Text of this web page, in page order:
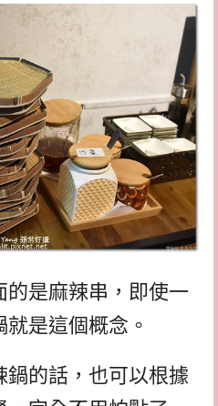
的是麻辣串，即使一
是這個概念。
鍋的話，也可以根據